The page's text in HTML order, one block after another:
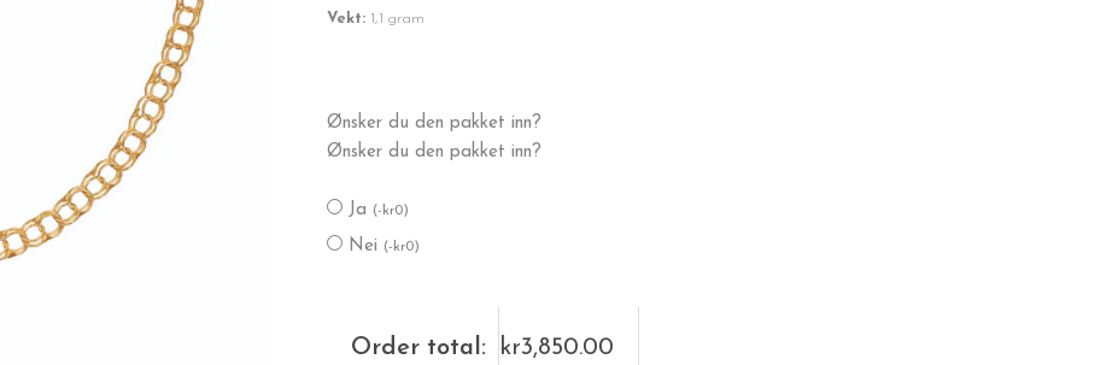
Vekt: 1,1 gram
Ønsker du den pakket inn?
Ønsker du den pakket inn?
Ja (- kr0)
Nei (- kr0)
Order total: kr3,850.00
Bismark
1,1
antall